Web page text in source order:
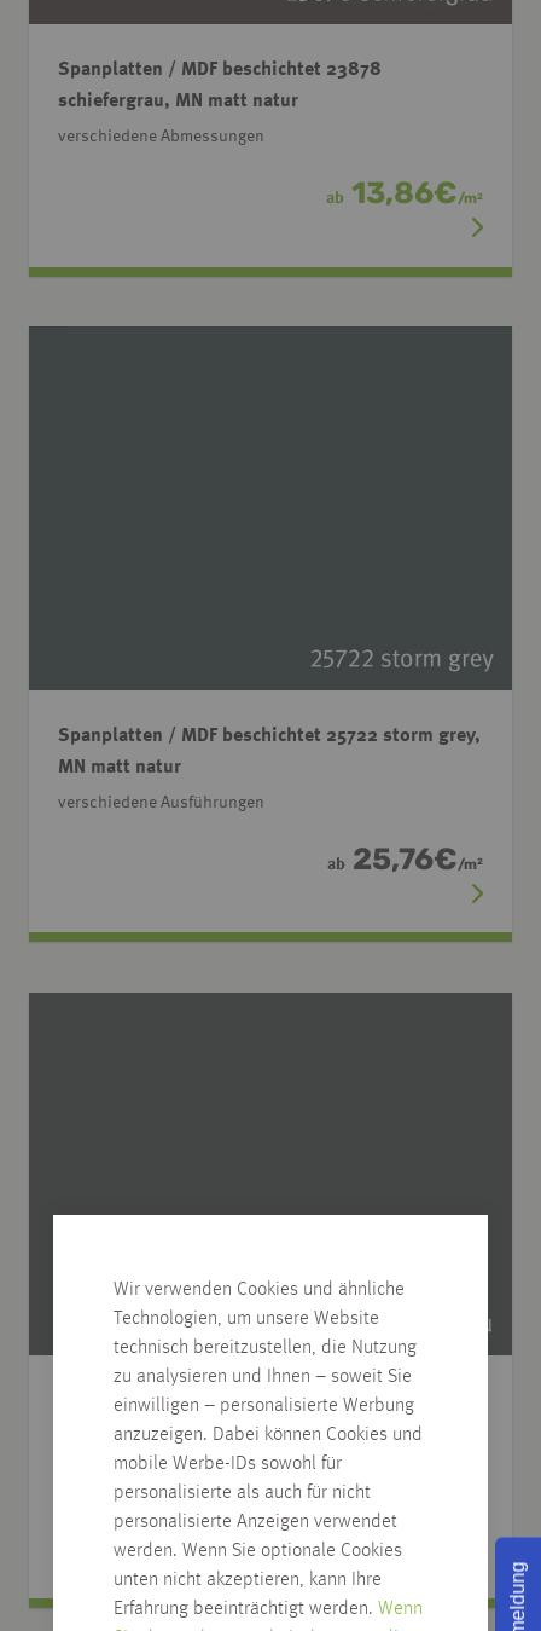
Wir verwenden Cookies und ähnliche
Technologien, um unsere Website
technisch bereitzustellen, die Nutzung
zu analysieren und Ihnen – soweit Sie
einwilligen – personalisierte Werbung
anzuzeigen. Dabei können Cookies und
mobile Werbe-IDs sowohl für
personalisierte als auch für nicht
personalisierte Anzeigen verwendet
werden. Wenn Sie optionale Cookies
unten nicht akzeptieren, kann Ihre
Erfahrung beeinträchtigt werden. Wenn
Spanplatten / MDF beschichtet 23878
schiefergrau, MN matt natur
verschiedene Abmessungen
ab 13,86€/m2
Spanplatten / MDF beschichtet 25722 storm grey,
MN matt natur
verschiedene Ausführungen
ab 25,76€/m2
Spanplatten / MDF beschichtet 26299
kobaltgrau, MN matt natur
verschiedene Abmessungen
ab 25,76